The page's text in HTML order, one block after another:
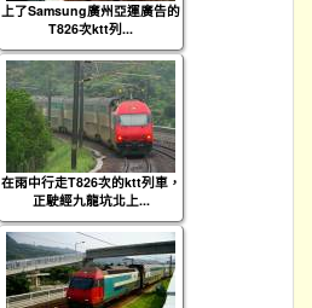
上了Samsung廣州亞運廣告的
T826次ktt列...
在雨中行走T826次的ktt列車，
正駛經九龍坑北上...